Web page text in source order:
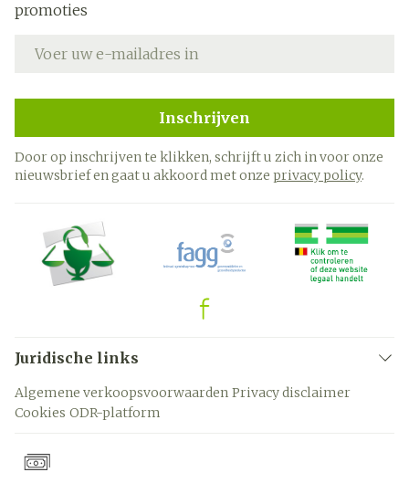
promoties
Inschrijven
Door op inschrijven te klikken, schrijft u zich in voor onze
nieuwsbrief en gaat u akkoord met onze privacy policy.
Juridische links
Algemene verkoopsvoorwaarden Privacy disclaimer
Cookies ODR-platform